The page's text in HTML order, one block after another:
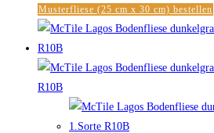
Musterfliese (25 cm x 30 cm) bestellen